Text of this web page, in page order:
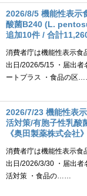
2026/8/5 機能性表示
酸菌B240 (L.
追加10件 / 合計
消費者庁は機能性表示食
出日/2026/5/15 ・届出者
ートプラス ・食品の区
2026/7/23 機能性表
活対策/有胞子性乳
《奥田製薬株式会社
消費者庁は機能性表示食
出日/2026/3/30 ・届出者
活対策 ・食品の……